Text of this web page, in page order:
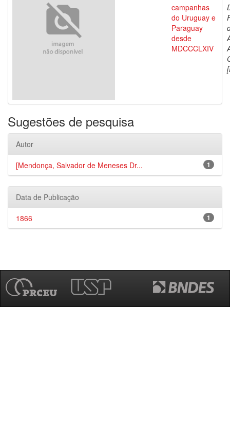
campanhas
do Uruguay e
Paraguay
desde
MDCCCLXIV
Sugestões de pesquisa
Autor
1
[Mendonça, Salvador de Meneses Dr...
Data de Publicação
1
1866